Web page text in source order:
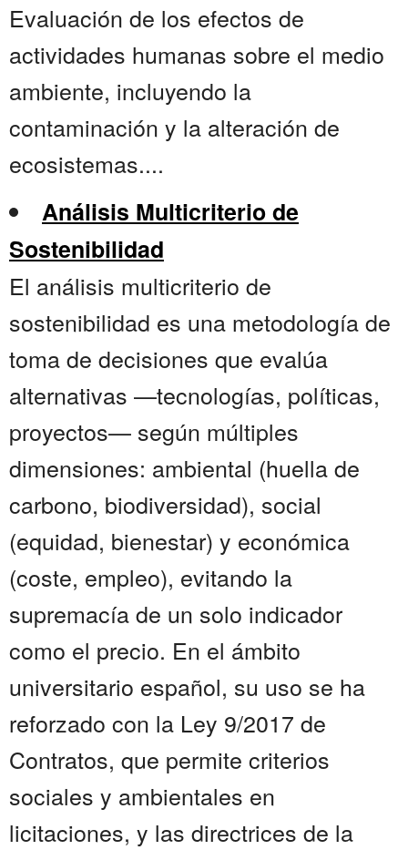
Evaluación de los efectos de
actividades humanas sobre el medio
ambiente, incluyendo la
contaminación y la alteración de
ecosistemas....
Análisis Multicriterio de
Sostenibilidad
El análisis multicriterio de
sostenibilidad es una metodología de
toma de decisiones que evalúa
alternativas —tecnologías, políticas,
proyectos— según múltiples
dimensiones: ambiental (huella de
carbono, biodiversidad), social
(equidad, bienestar) y económica
(coste, empleo), evitando la
supremacía de un solo indicador
como el precio. En el ámbito
universitario español, su uso se ha
reforzado con la Ley 9/2017 de
Contratos, que permite criterios
sociales y ambientales en
licitaciones, y las directrices de la